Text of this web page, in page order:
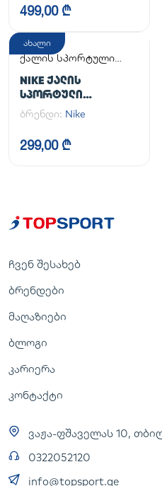
499,00 ₾
ახალი
ქალის სპორტული
NIKE ᲥᲐᲚᲘᲡ
ᲡᲞᲝᲠᲢᲣᲚᲘ
ᲤᲔᲮᲡᲐᲪᲛᲔᲚᲘ
ბრენდი: Nike
299,00 ₾
ჩვენ შესახებ
ბრენდები
მაღაზიები
ბლოგი
კარიერა
კონტაქტი
ვაჟა-ფშაველას 10,
0322052120
info@topsport.ge